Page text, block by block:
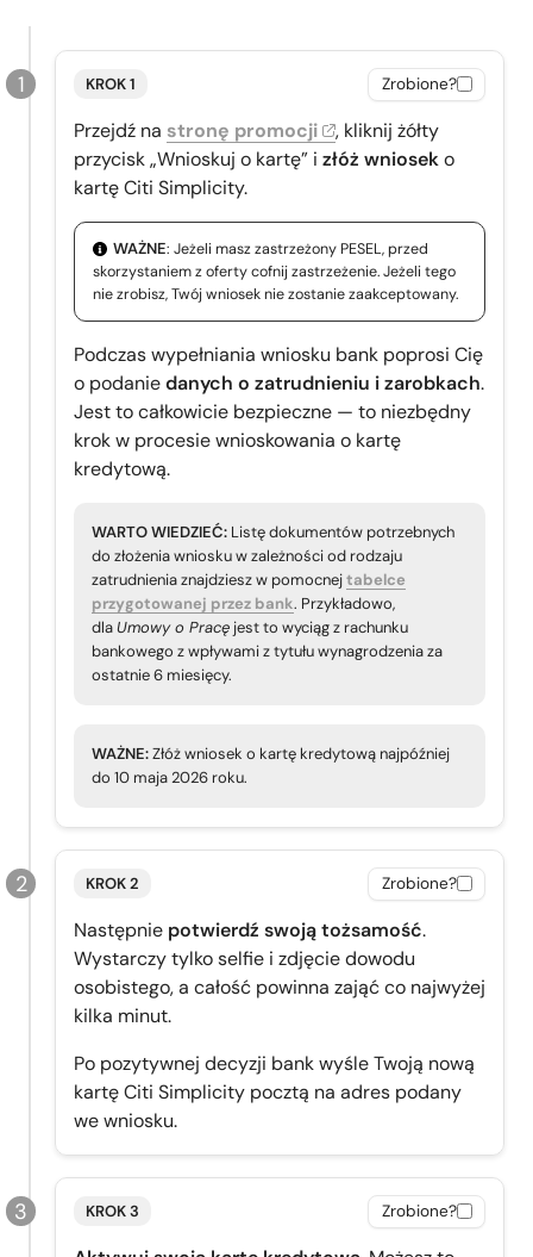
KROK 1 Zrobione?
Przejdź na stronę promocji
, kliknij żółty
przycisk „Wnioskuj o kartę” i złóż wnioseko
kartę Citi Simplicity.
WAŻNE: Jeżeli masz zastrzeżony PESEL, przed
skorzystaniem z oferty cofnij zastrzeżenie. Jeżeli tego
nie zrobisz, Twój wniosek nie zostanie zaakceptowany.
Podczas wypełniania wniosku bank poprosi Cię
o podaniedanych o zatrudnieniu i zarobkach.
Jest to całkowicie bezpieczne — to niezbędny
krok w procesie wnioskowania o kartę
kredytową.
WARTO WIEDZIEĆ: Listę dokumentów potrzebnych
do złożenia wniosku w zależności od rodzaju
zatrudnienia znajdziesz w pomocnejtabelce
przygotowanej przez bank. Przykładowo,
dlaUmowy o Pracę jest to wyciąg z rachunku
bankowego z wpływami z tytułu wynagrodzenia za
ostatnie 6 miesięcy.
WAŻNE:Złóż wniosek o kartę kredytową najpóźniej
do 10 maja 2026 roku.
KROK 2 Zrobione?
Następnie potwierdź swoją tożsamość.
Wystarczy tylko selfie i zdjęcie dowodu
osobistego, a całość powinna zająć co najwyżej
kilka minut.
Po pozytywnej decyzji bank wyśle Twoją nową
kartę Citi Simplicity pocztą na adres podany
we wniosku.
KROK 3 Zrobione?